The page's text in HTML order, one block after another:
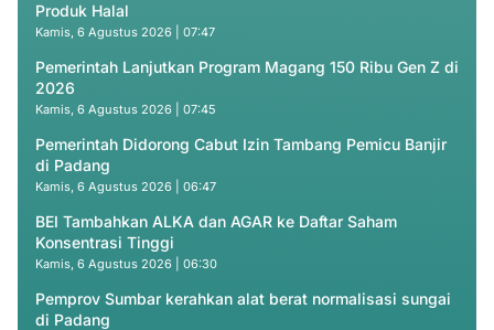
Produk Halal
Kamis, 6 Agustus 2026 | 07:47
Pemerintah Lanjutkan Program Magang 150 Ribu Gen Z di
2026
Kamis, 6 Agustus 2026 | 07:45
Pemerintah Didorong Cabut Izin Tambang Pemicu Banjir
di Padang
Kamis, 6 Agustus 2026 | 06:47
BEI Tambahkan ALKA dan AGAR ke Daftar Saham
Konsentrasi Tinggi
Kamis, 6 Agustus 2026 | 06:30
Pemprov Sumbar kerahkan alat berat normalisasi sungai
di Padang